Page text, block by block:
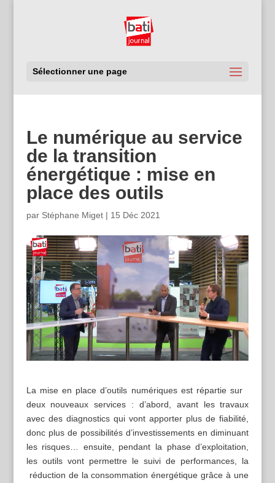
Sélectionner une page
Le numérique au service
de la transition
énergétique : mise en
place des outils
par Stéphane Miget| 15 Déc 2021
La mise en place d’outils numériques est répartie sur
deux nouveaux services : d’abord, avant les travaux
avec des diagnostics qui vont apporter plus de fiabilité,
donc plus de possibilités d’investissements en diminuant
les risques… ensuite, pendant la phase d’exploitation,
les outils vont permettre le suivi de performances, la
réduction de la consommation énergétique grâce à une